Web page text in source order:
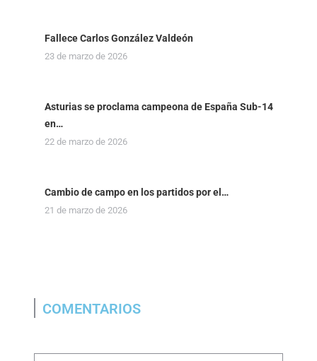
Fallece Carlos González Valdeón
23 de marzo de 2026
Asturias se proclama campeona de España Sub-14
en…
22 de marzo de 2026
Cambio de campo en los partidos por el…
21 de marzo de 2026
COMENTARIOS